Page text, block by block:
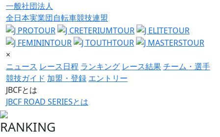
一般社団法人
全日本実業団自転車競技連盟
×
ニュース レース日程 ランキング レース結果チーム・選手
競技ガイド 加盟・登録 エントリー
JBCFとは
JBCF ROAD SERIESとは
RANKING